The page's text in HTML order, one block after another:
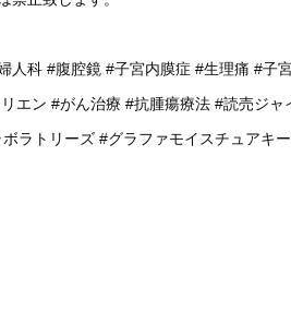
人科 #腹腔鏡 #子宮内膜症 #生理痛 #子
エン #がん治療 #抗腫瘍療法 #読売ジャ
ラトリーズ #グラファモイスチュアキ